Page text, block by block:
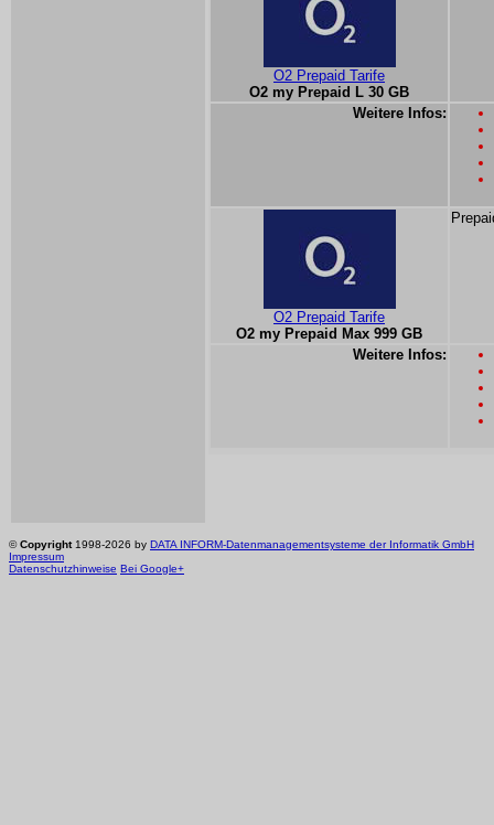
O2 Prepaid Tarife
O2 my Prepaid L 30 GB
Weitere Infos:
O2 Prepaid Tarife
O2 my Prepaid Max 999 GB
Weitere Infos:
©Copyright1998-2026 by DATA INFORM-Datenmanagementsysteme der Informatik GmbH
Impressum
Datenschutzhinweise Bei Google+